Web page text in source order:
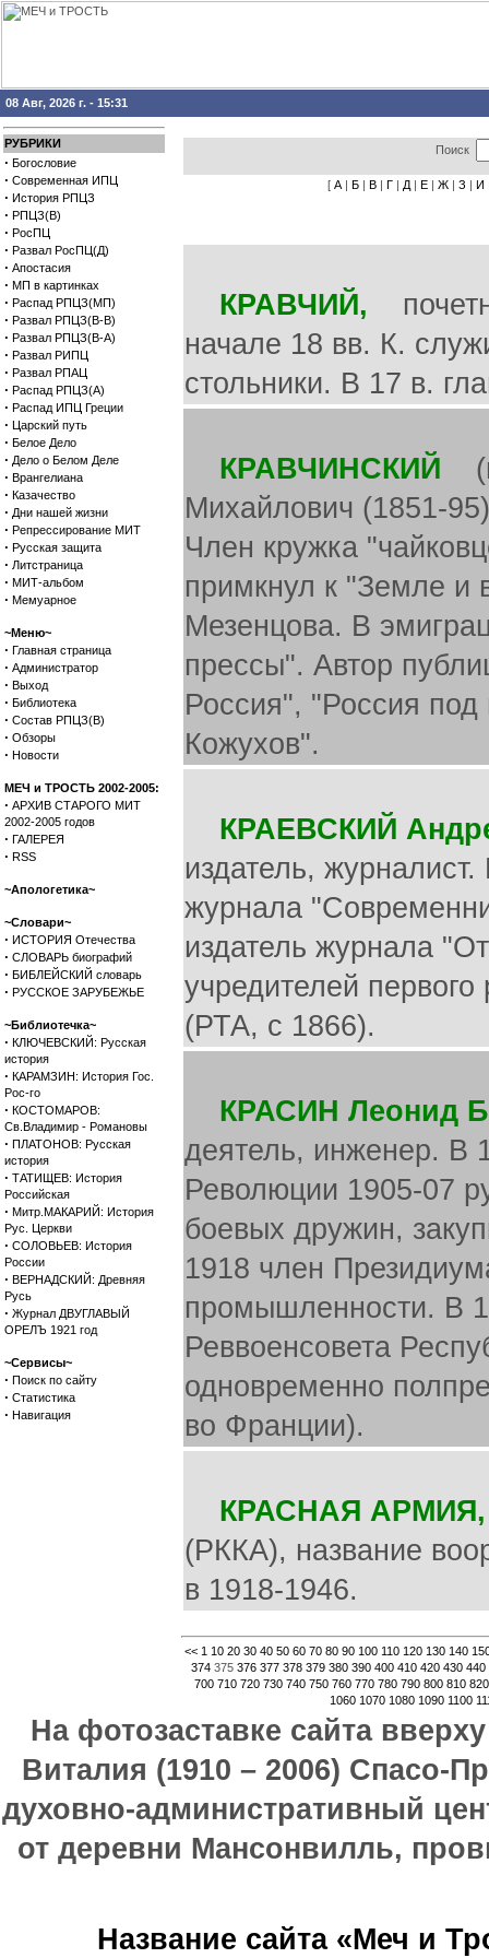
08 Авг, 2026 г. - 15:31
РУБРИКИ
· Богословие
· Современная ИПЦ
· История РПЦЗ
· РПЦЗ(В)
· РосПЦ
· Развал РосПЦ(Д)
· Апостасия
· МП в картинках
· Распад РПЦЗ(МП)
· Развал РПЦЗ(В-В)
· Развал РПЦЗ(В-А)
· Развал РИПЦ
· Развал РПАЦ
· Распад РПЦЗ(А)
· Распад ИПЦ Греции
· Царский путь
· Белое Дело
· Дело о Белом Деле
· Врангелиана
· Казачество
· Дни нашей жизни
· Репрессирование МИТ
· Русская защита
· Литстраница
· МИТ-альбом
· Мемуарное
~Меню~
· Главная страница
· Администратор
· Выход
· Библиотека
· Состав РПЦЗ(В)
· Обзоры
· Новости
МЕЧ и ТРОСТЬ 2002-2005:
· АРХИВ СТАРОГО МИТ
2002-2005 годов
· ГАЛЕРЕЯ
· RSS
~Апологетика~
~Словари~
· ИСТОРИЯ Отечества
· СЛОВАРЬ биографий
· БИБЛЕЙСКИЙ словарь
· РУССКОЕ ЗАРУБЕЖЬЕ
~Библиотечка~
· КЛЮЧЕВСКИЙ: Русская
история
· КАРАМЗИН: История Гос.
Рос-го
· КОСТОМАРОВ:
Св.Владимир - Романовы
· ПЛАТОНОВ: Русская
история
· ТАТИЩЕВ: История
Российская
· Митр.МАКАРИЙ: История
Рус. Церкви
· СОЛОВЬЕВ: История
России
· ВЕРНАДСКИЙ: Древняя
Русь
· Журнал ДВУГЛАВЫЙ
ОРЕЛЪ 1921 год
~Сервисы~
· Поиск по сайту
· Статистика
· Навигация
Поиск
[ А | Б | В | Г | Д | Е | Ж | З | И
КРАВЧИЙ,
начале 18 вв. К.
стольники. В 17 в.
КРАВЧИНСКИЙ
Михайлович (1851-
Член кружка
примкнул к "Земле
Мезенцова. В
прессы". Автор
Россия", "Россия
Кожухов".
КРАЕВСКИЙ
издатель,
журнала
издатель журнала
учредителей первого
(РТА, с 1866).
КРАСИН Леонид
деятель, инженер.
Революции 1905-07
боевых дружин,
1918 член
промышленности. В
Реввоенсовета
одновременно
во Франции).
КРАСНАЯ АРМИЯ,
(РККА), название
в 1918-1946.
<< 1 10 20 30 40 50 60 70 80 90 100 110 120 130 140
374375 376 377 378 379 380 390 400 410 420 430 440
700 710 720 730 740 750 760 770 780 790 800 810 820
1060 1070 1080 1090 1100
На фотозаставке сайта
Виталия (1910 – 2006) Спасо-
духовно-административный
от деревни Мансонвилль,
Название сайта «Меч и